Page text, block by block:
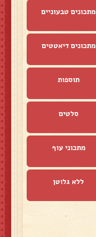
מתכונים טבעוניים
מתכונים דיאטטים
תוספות
סלטים
מתכוני עוף
ללא גלוטן